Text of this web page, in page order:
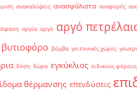
ανακαλύψεις ανασφάλιστα αναφορές
αργία αργό αργό
βυτιοφόρο βόμβα γειτονικές χώρες
δόση δώρα εγκύκλιος ειδικούς
θέρμανσης επενδύσεις